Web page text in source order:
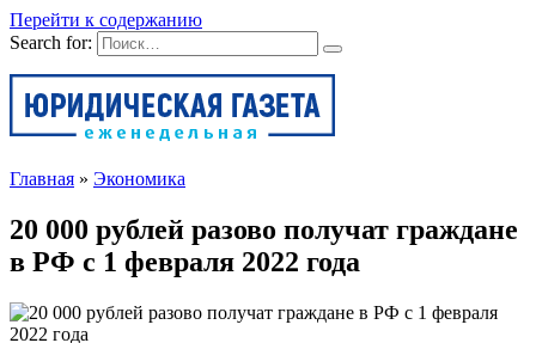
Перейти к содержанию
Search for:
Главная » Экономика
20 000 рублей разово получат граждане
в РФ с 1 февраля 2022 года